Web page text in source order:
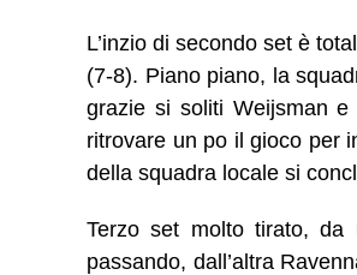
L’inzio di secondo set è
(7-8). Piano piano, la
grazie si soliti Weijsman
ritrovare un po il gioco per
della squadra locale si
Terzo set molto tirato,
passando, dall’altra